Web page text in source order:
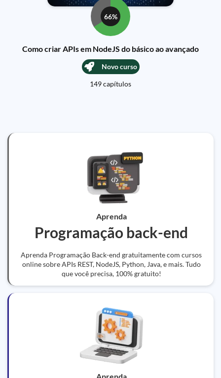
66%
Como criar APIs em NodeJS do básico ao avançado
Novo curso
149 capítulos
Aprenda
Programação back-end
Aprenda Programação Back-end gratuitamente com cursos
online sobre APIs REST, NodeJS, Python, Java, e mais. Tudo
que você precisa, 100% gratuito!